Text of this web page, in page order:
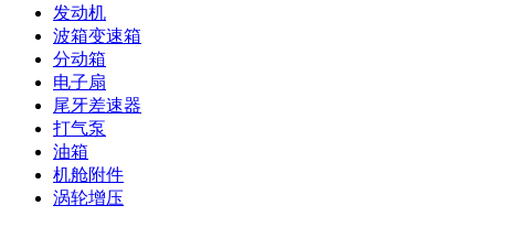
发动机
波箱变速箱
分动箱
电子扇
尾牙差速器
打气泵
油箱
机舱附件
涡轮增压